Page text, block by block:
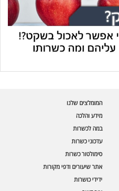
המומלצים שלנו
מידע והלכה
במה לכשרות
עדכוני כשרות
סימולטור כשרות
אתר שיעורים ודפי מקורות
ידידי כושרות